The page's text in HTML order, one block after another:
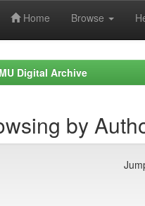
Home Browse
Digital Archive
by